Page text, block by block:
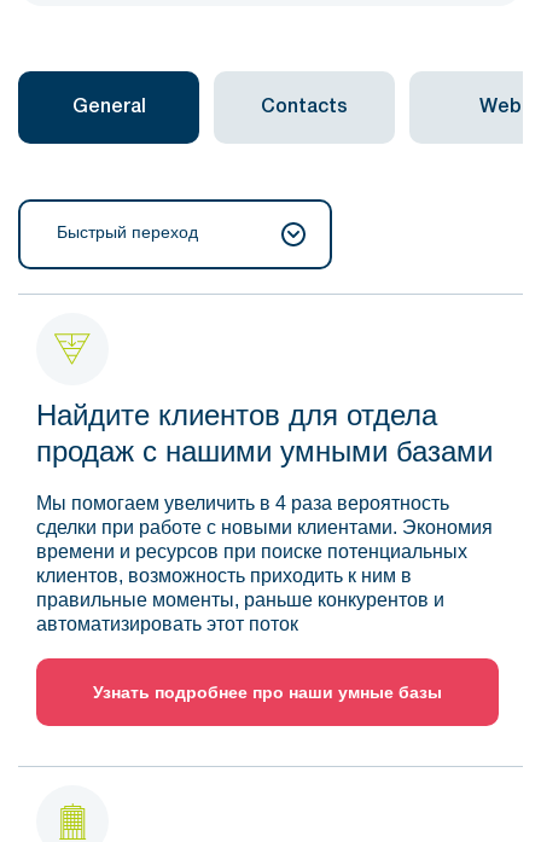
General Contacts Web
Быстрый переход
Найдите клиентов для отдела
продаж с нашими умными базами
Мы помогаем увеличить в 4 раза вероятность
сделки при работе с новыми клиентами. Экономия
времени и ресурсов при поиске потенциальных
клиентов, возможность приходить к ним в
правильные моменты, раньше конкурентов и
автоматизировать этот поток
Узнать подробнее про наши умные базы